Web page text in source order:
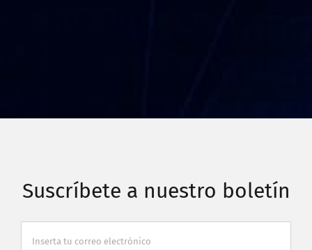
Suscríbete a nuestro boletín